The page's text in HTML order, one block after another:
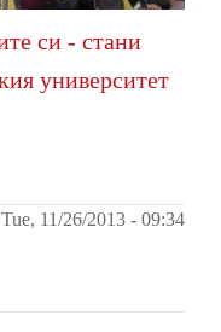
си - стани
университет
Tue, 11/26/2013 - 09:34